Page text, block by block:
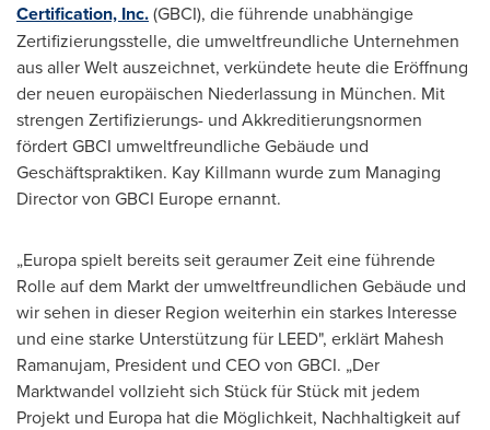
Certification, Inc.(GBCI), die führende unabhängige
Zertifizierungsstelle, die umweltfreundliche Unternehmen
aus aller Welt auszeichnet, verkündete heute die Eröffnung
der neuen europäischen Niederlassung in München. Mit
strengen Zertifizierungs- und Akkreditierungsnormen
fördert GBCI umweltfreundliche Gebäude und
Geschäftspraktiken. Kay Killmann wurde zum Managing
Director von GBCI Europe ernannt.
„Europa spielt bereits seit geraumer Zeit eine führende
Rolle auf dem Markt der umweltfreundlichen Gebäude und
wir sehen in dieser Region weiterhin ein starkes Interesse
und eine starke Unterstützung für LEED", erklärt Mahesh
Ramanujam, President und CEOvon GBCI. „Der
Marktwandel vollzieht sich Stück für Stück mit jedem
Projekt und Europa hat die Möglichkeit, Nachhaltigkeit auf